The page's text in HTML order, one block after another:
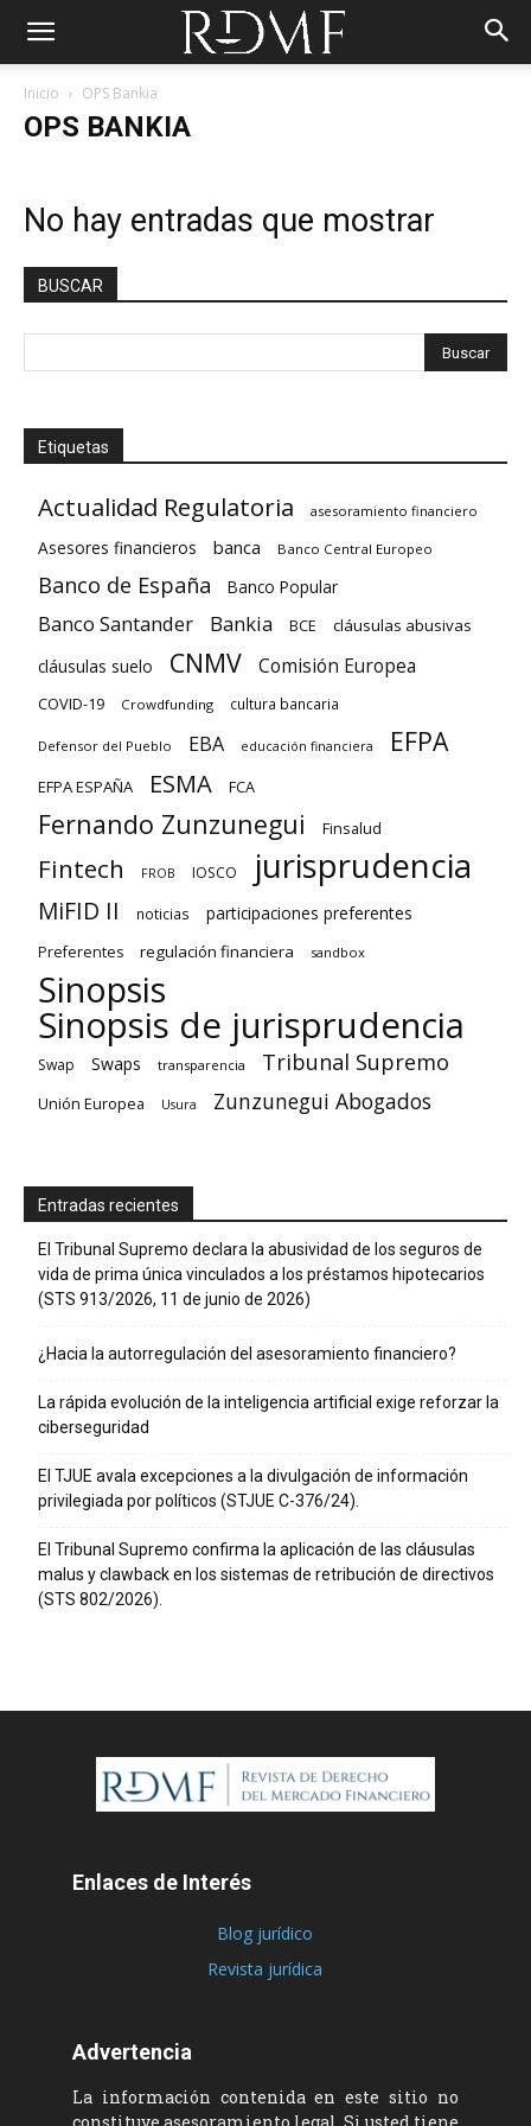
Inicio OPS Bankia
OPS BANKIA
No hay entradas que mostrar
BUSCAR
Etiquetas
Actualidad Regulatoria asesoramiento financiero
Asesores financieros banca Banco Central Europeo
Banco de España Banco Popular
Banco Santander Bankia BCE cláusulas abusivas
cláusulas suelo CNMV Comisión Europea
COVID-19 Crowdfunding cultura bancaria
Defensor del Pueblo EBA educación financiera EFPA
EFPA ESPAÑA ESMA FCA
Fernando Zunzunegui Finsalud
Fintech FROB IOSCO jurisprudencia
MiFID II noticias participaciones preferentes
Preferentes regulación financiera sandbox
Sinopsis
Sinopsis de jurisprudencia
Swap Swaps transparencia Tribunal Supremo
Unión Europea Usura Zunzunegui Abogados
Entradas recientes
El Tribunal Supremo declara la abusividad de los seguros de
vida de prima única vinculados a los préstamos hipotecarios
(STS 913/2026, 11 de junio de 2026)
¿Hacia la autorregulación del asesoramiento financiero?
La rápida evolución de la inteligencia artificial exige reforzar la
ciberseguridad
El TJUE avala excepciones a la divulgación de información
privilegiada por políticos (STJUE C-376/24).
El Tribunal Supremo confirma la aplicación de las cláusulas
malus y clawback en los sistemas de retribución de directivos
(STS 802/2026).
Enlaces de Interés
Blog jurídico
Revista jurídica
Advertencia
La información contenida en este sitio no
constituye asesoramiento legal. Si usted tiene